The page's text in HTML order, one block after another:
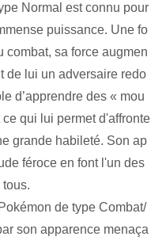
Normal est connu pour
puissance. Une fo
combat, sa force augmen
de lui un adversaire redo
d’apprendre des « mou
ce qui lui permet d'affronte
grande habileté. Son ap
féroce en font l'un des
de type Combat/
son apparence menaça